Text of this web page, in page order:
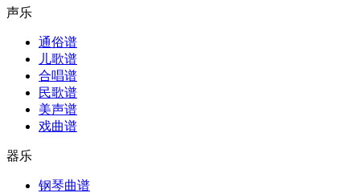
声乐
通俗谱
儿歌谱
合唱谱
民歌谱
美声谱
戏曲谱
器乐
钢琴曲谱